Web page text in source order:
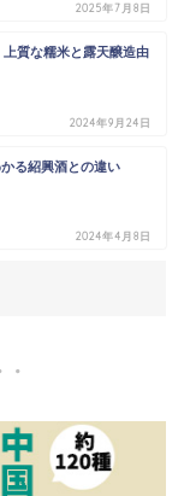
2025年7月8日
質な糯米と露天醸造由
2024年9月24日
る紹興酒との違い
2024年4月8日